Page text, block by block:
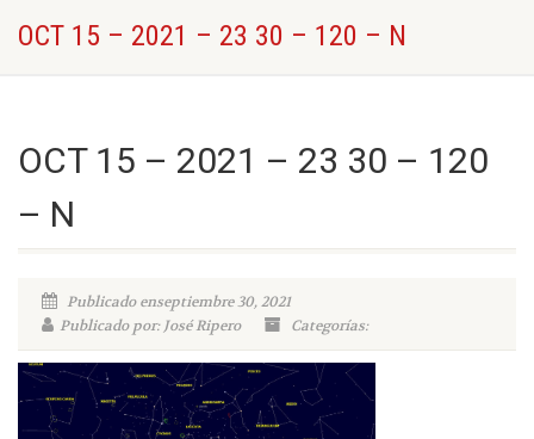
OCT 15 – 2021 – 23 30 – 120 – N
OCT 15 – 2021 – 23 30 – 120
– N
Publicado enseptiembre 30, 2021
Publicado por: José Ripero
Categorías: